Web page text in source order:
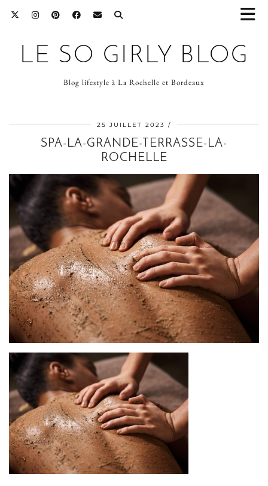
LE SO GIRLY BLOG
Blog lifestyle à La Rochelle et Bordeaux
25 JUILLET 2023
SPA-LA-GRANDE-TERRASSE-LA-
ROCHELLE